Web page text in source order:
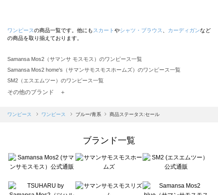
ワンピースの商品一覧です。他にも スカート やシャツ・ブラウス カーディガンなど
の商品を取り揃えております。
Samansa Mos2（サマンサ モスモス）のワンピース一覧
Samansa Mos2 home's（サマンサモスモスホームズ）のワンピース一覧
SM2（エスエムツー）のワンピース一覧
TSUHARU by Samansa Mos2（ツハルバイサマンサモスモス）のワンピース一覧
Samansa Mos2 blue（サマンサモスモス ブルー）のワンピース一覧
sō4ū（ソウフォーユー）のワンピース一覧
Te chichi（テチチ）のワンピース一覧
Te chichi CLASSIC（テチチ クラシック）のワンピース一覧
Lugnoncure（ルノンキュール）のワンピース一覧
その他のブランド ＋
ワンピース ワンピース ブルー/青系 商品ステータス:セール
ブランド一覧